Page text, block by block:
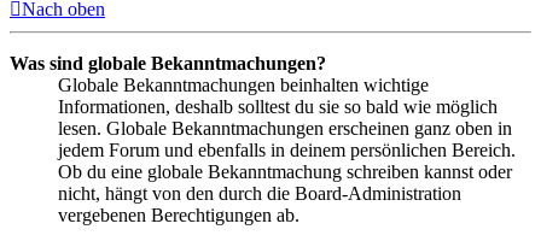
Nach oben
Was sind globale Bekanntmachungen?
Globale Bekanntmachungen beinhalten wichtige
Informationen, deshalb solltest du sie so bald wie möglich
lesen. Globale Bekanntmachungen erscheinen ganz oben in
jedem Forum und ebenfalls in deinem persönlichen Bereich.
Ob du eine globale Bekanntmachung schreiben kannst oder
nicht, hängt von den durch die Board-Administration
vergebenen Berechtigungen ab.